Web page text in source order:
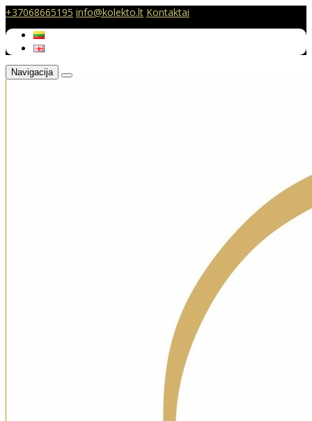
+37068665195 info@kolekto.lt Kontaktai
Navigacija